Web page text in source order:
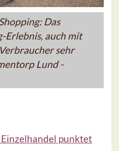
Das
Erlebnis, auch mit
sehr
Lund -
punktet